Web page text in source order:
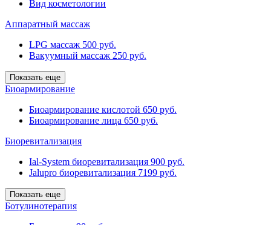
Вид косметологии
Аппаратный массаж
LPG массаж 500 руб.
Вакуумный массаж 250 руб.
Показать еще
Биоармирование
Биоармирование кислотой 650 руб.
Биоармирование лица 650 руб.
Биоревитализация
Ial-System биоревитализация 900 руб.
Jalupro биоревитализация 7199 руб.
Показать еще
Ботулинотерапия